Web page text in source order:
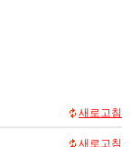
새로고침
새로고침